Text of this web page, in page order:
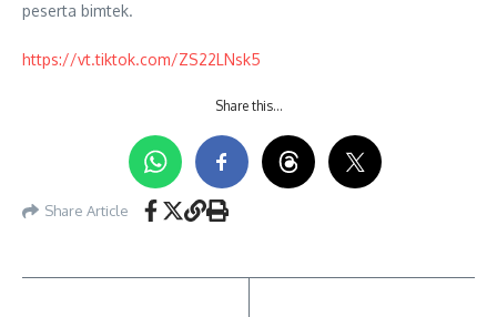
peserta bimtek.
https://vt.tiktok.com/ZS22LNsk5
Share this…
Share Article